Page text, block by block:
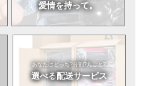
愛情を持って。
あなたはどっち?分割?丸ごと?
選べる配送サービス